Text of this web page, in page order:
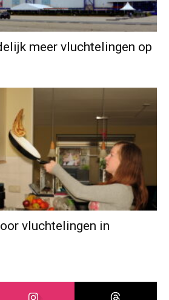
meer vluchtelingen op
vluchtelingen in